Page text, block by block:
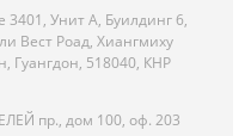
Унит A, Буилдинг 6,
Вест Роад, Xиангмиху
Гуангдон, 518040, КНР
пр., дом 100, оф. 203